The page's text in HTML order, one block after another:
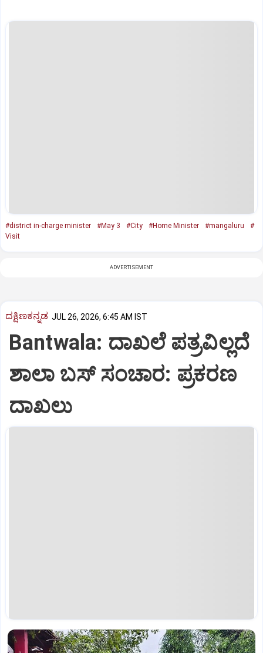
#district in-charge minister #May 3 #City #Home Minister #mangaluru
#
Visit
ADVERTISEMENT
ದಕ್ಷಿಣಕನ್ನಡ JUL 26, 2026, 6:45 AM IST
Bantwala: ದಾಖಲೆ ಪತ್ರವಿಲ್ಲದೆ
ಶಾಲಾ ಬಸ್ ಸಂಚಾರ: ಪ್ರಕರಣ
ದಾಖಲು